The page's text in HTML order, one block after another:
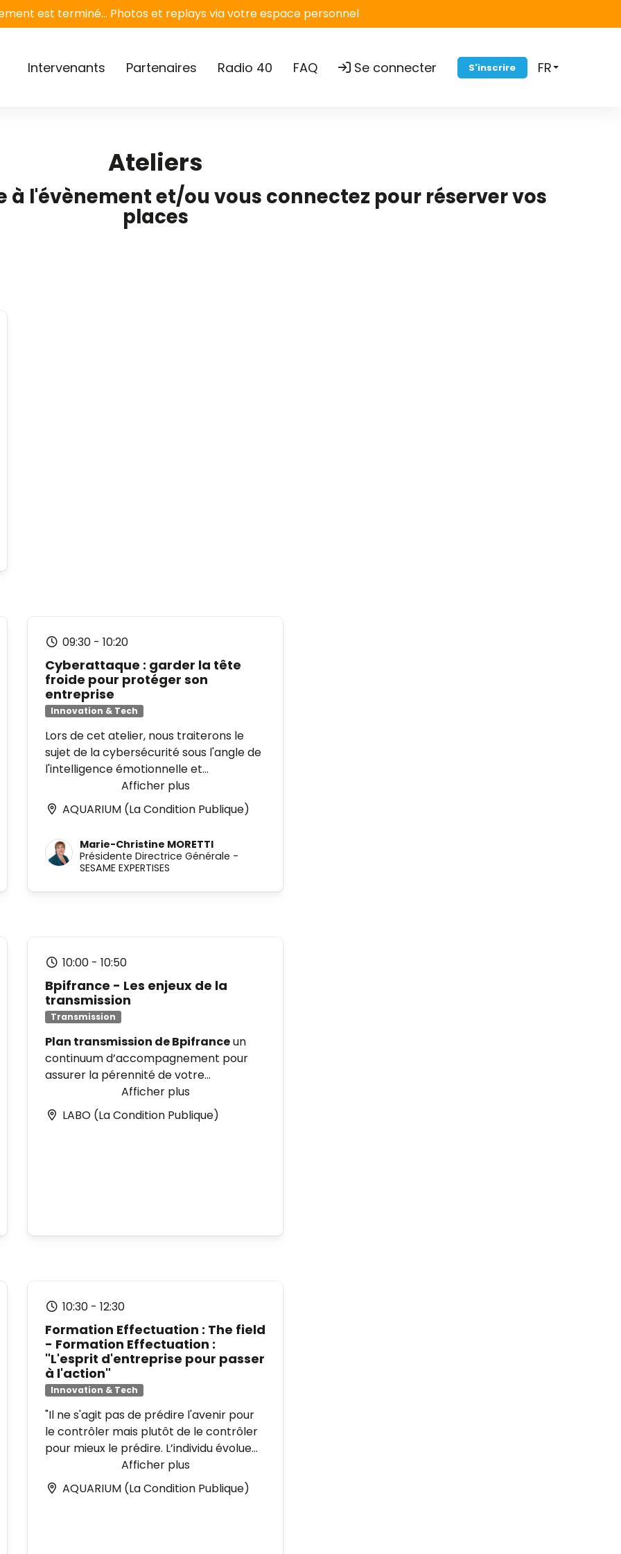
est terminé... Photos et replays via votre espace personnel
Intervenants Partenaires Radio 40 FAQ Se connecter S'inscrire FR
Ateliers
à l'évènement et/ou vous connectez pour réserver vos
places
09:30 - 10:20
Cyberattaque : garder la tête
froide pour protéger son
entreprise
Innovation & Tech
Lors de cet atelier, nous traiterons le
sujet de la cybersécurité sous l'angle de
l'intelligence émotionnelle et
intelligence collective .
Nos relations (pro et perso) face à la
cybersécurité au quotidien
La compréhension de nos réactions
face aux tentatives d'attaques et
comment sécuriser celles-ci via
Afficher plus
AQUARIUM (La Condition Publique)
Marie-Christine MORETTI
Présidente Directrice Générale -
SESAME EXPERTISES
10:00 - 10:50
Bpifrance - Les enjeux de la
transmission
Transmission
Plan transmission de Bpifranceun
continuum d’accompagnement pour
assurer la pérennité de votre
Intervenants :
- Juliette MOREL –
Chargée d’affaires Financement –
Afficher plus
LABO (La Condition Publique)
10:30 - 12:30
Formation Effectuation : The field
- Formation Effectuation :
"L'esprit d'entreprise pour passer
à l'action"
Innovation & Tech
"Il ne s'agit pas de prédire l'avenir pour
le contrôler mais plutôt de le contrôler
pour mieux le prédire. L’individu évolue
dans un monde imprévisible et ambigu
dont il ne peut que contribuer à définir
les contours." - Saras Sarasvathy,
Afficher plus
AQUARIUM (La Condition Publique)